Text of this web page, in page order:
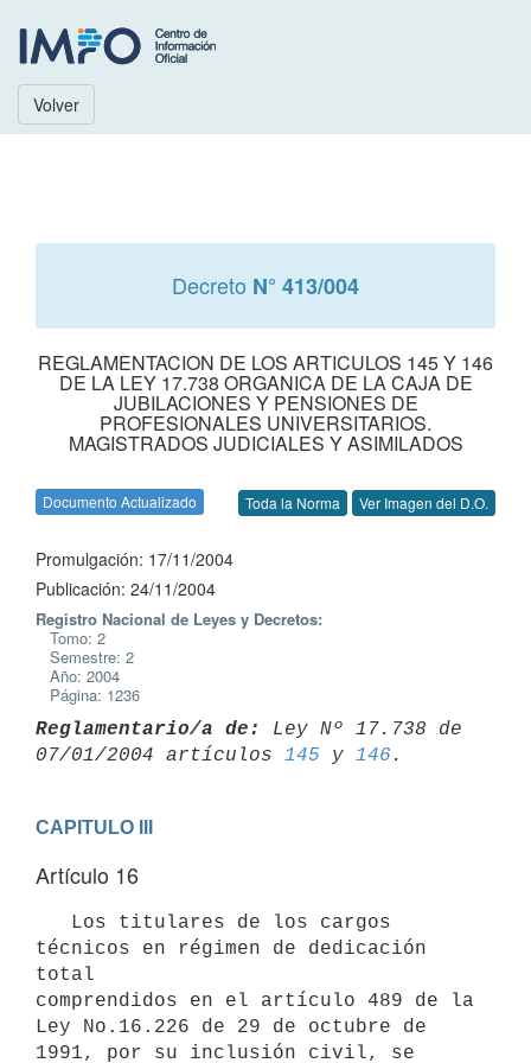
Volver
Decreto N° 413/004
REGLAMENTACION DE LOS ARTICULOS 145 Y 146
DE LA LEY 17.738 ORGANICA DE LA CAJA DE
JUBILACIONES Y PENSIONES DE
PROFESIONALES UNIVERSITARIOS.
MAGISTRADOS JUDICIALES Y ASIMILADOS
Documento Actualizado Toda la Norma Ver Imagen del D.O.
Promulgación: 17/11/2004
Publicación: 24/11/2004
Registro Nacional de Leyes y Decretos:
Tomo: 2
Semestre: 2
Año: 2004
Página: 1236
Reglamentario/a de:
Ley Nº 17.738 de
07/01/2004 artículos 145 y 146
CAPITULO III
Artículo 16
técnicos en régimen de dedicación
total
comprendidos en el artículo 489 de la
Ley No.16.226 de 29 de octubre de
1991, por su inclusión civil, se